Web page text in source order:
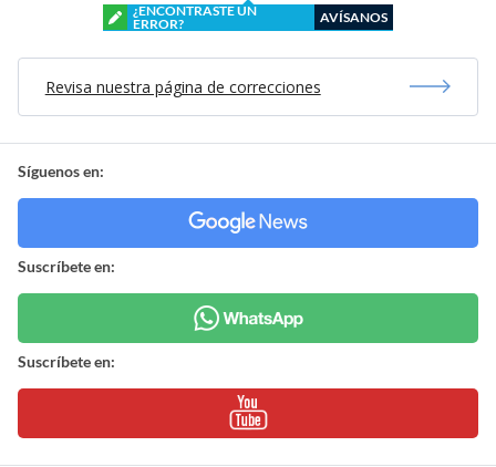
¿ENCONTRASTE UN
ERROR?
AVÍSANOS
Revisa nuestra página de correcciones
Síguenos en:
Suscríbete en:
Suscríbete en: